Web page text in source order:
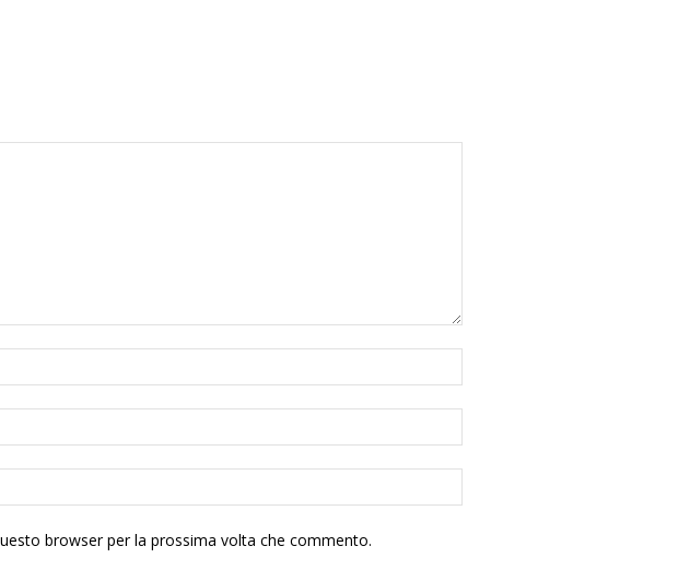
browser per la prossima volta che commento.